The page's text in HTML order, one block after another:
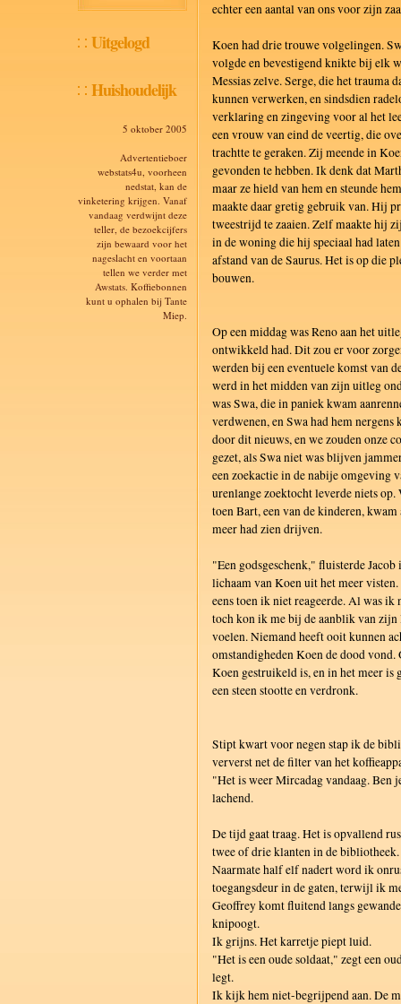
Uitgelogd
Huishoudelijk
5 oktober 2005
Advertentieboer
webstats4u, voorheen
nedstat, kan de
vinketering krijgen. Vanaf
vandaag verdwijnt deze
teller, de bezoekcijfers
zijn bewaard voor het
nageslacht en voortaan
tellen we verder met
Awstats. Koffiebonnen
kunt u ophalen bij Tante
Miep.
echter een aantal van ons voor zijn
Koen had drie trouwe volgelingen.
volgde en bevestigend knikte bij elk
Messias zelve. Serge, die het trauma
kunnen verwerken, en sindsdien
verklaring en zingeving voor al het
een vrouw van eind de veertig, die
trachtte te geraken. Zij meende in
gevonden te hebben. Ik denk dat
maar ze hield van hem en steunde
maakte daar gretig gebruik van. Hij
tweestrijd te zaaien. Zelf maakte hij
in de woning die hij speciaal had
afstand van de Saurus. Het is op die
bouwen.
Op een middag was Reno aan het
ontwikkeld had. Dit zou er voor
werden bij een eventuele komst van
werd in het midden van zijn uitleg
was Swa, die in paniek kwam
verdwenen, en Swa had hem
door dit nieuws, en we zouden onze
gezet, als Swa niet was blijven
een zoekactie in de nabije omgeving
urenlange zoektocht leverde niets
toen Bart, een van de kinderen,
meer had zien drijven.
"Een godsgeschenk," fluisterde
lichaam van Koen uit het meer
eens toen ik niet reageerde. Al was
toch kon ik me bij de aanblik van
voelen. Niemand heeft ooit kunnen
omstandigheden Koen de dood
Koen gestruikeld is, en in het meer
een steen stootte en verdronk.
Stipt kwart voor negen stap ik de
ververst net de filter van het
"Het is weer Mircadag vandaag.
lachend.
De tijd gaat traag. Het is opvallend
twee of drie klanten in de bibliotheek.
Naarmate half elf nadert word ik
toegangsdeur in de gaten, terwijl ik
Geoffrey komt fluitend langs
knipoogt.
Ik grijns. Het karretje piept luid.
"Het is een oude soldaat," zegt een
legt.
Ik kijk hem niet-begrijpend aan. De